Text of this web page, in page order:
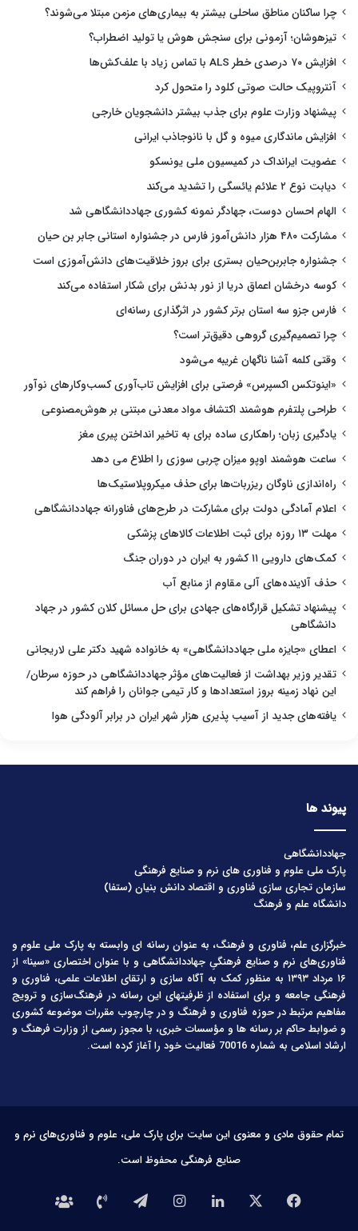
چرا ساکنان مناطق ساحلی بیشتر به بیماری‌های مزمن مبتلا می‌شوند؟
تیزهوشان؛ آزمونی برای سنجش هوش یا تولید اضطراب؟
افزایش ۷۰ درصدی خطر ALS با تماس زیاد با علف‌کش‌ها
آنتروپیک حالت صوتی کلود را متحول کرد
پیشنهاد وزارت علوم برای جذب بیشتر دانشجویان خارجی
افزایش ماندگاری میوه و گل با نانوجاذب ایرانی
عضویت ایرانداک در کمیسیون ملی یونسکو
دیابت نوع ۲ علائم یائسگی را تشدید می‌کند
الهام احسان دوست، جهادگر نمونه کشوری جهاددانشگاهی شد
مشارکت ۴۸۰ هزار دانش‌آموز فارس در جشنواره استانی جابر بن حیان
جشنواره جابربن‌حیان بستری برای بروز خلاقیت‌های دانش‌آموزی است
کوسه درخشان اعماق دریا از نور بدنش برای شکار استفاده می‌کند
فارس جزو سه استان برتر کشور در اثرگذاری رسانه‌ای
چرا تصمیم‌گیری گروهی دقیق‌تر است؟
وقتی کلمه آشنا ناگهان غریبه می‌شود
«اینوتکس اکسپرس» فرصتی برای افزایش تاب‌آوری کسب‌وکارهای نوآور
طراحی پلتفرم هوشمند اکتشاف مواد معدنی مبتنی بر هوش‌مصنوعی
یادگیری زبان؛ راهکاری ساده برای به تاخیر انداختن پیری مغز
ساعت هوشمند اوپو میزان چربی سوزی را اطلاع می دهد
راه‌اندازی ناوگان ریزربات‌ها برای حذف میکروپلاستیک‌ها
اعلام آمادگی دولت برای مشارکت در طرح‌های فناورانه جهاددانشگاهی
مهلت ۱۳ روزه برای ثبت اطلاعات کالاهای پزشکی
کمک‌های دارویی ۱۱ کشور به ایران در دوران جنگ
حذف آلاینده‌های آلی مقاوم از منابع آب
پیشنهاد تشکیل قرارگاه‌های جهادی برای حل مسائل کلان کشور در جهاد
دانشگاهی
اعطای «جایزه ملی جهاددانشگاهی» به خانواده شهید دکتر علی لاریجانی
تقدیر وزیر بهداشت از فعالیت‌های مؤثر جهاددانشگاهی در حوزه سرطان/
این نهاد زمینه بروز استعدادها و کار تیمی جوانان را فراهم کند
یافته‌های جدید از آسیب پذیری هزار شهر ایران در برابر آلودگی هوا
پیوند ها
جهاددانشگاهی
پارک ملی علوم و فناوری های نرم و صنایع فرهنگی
سازمان تجاری سازی فناوری و اقتصاد دانش بنیان (ستفا)
دانشگاه علم و فرهنگ
خبرگزاری علم، فناوری و فرهنگ، به عنوان رسانه ای وابسته به پارک ملی علوم و
فناوری‌های نرم و صنایع فرهنگیِ جهاددانشگاهی و با عنوان اختصاری «سینا» از
۱۶ مرداد ۱۳۹۳ به منظور کمک به آگاه سازی و ارتقای اطلاعات علمی، فناوری و
فرهنگی جامعه و برای استفاده از ظرفیتهای این رسانه در فرهنگ‌سازی و ترویج
مفاهیم مرتبط در حوزه فناوری و فرهنگ و در چارچوب مقررات موضوعه کشوری
و ضوابط حاکم بر رسانه ها و مؤسسات خبری، با مجوز رسمی از وزارت فرهنگ و
ارشاد اسلامی به شماره 70016 فعالیت خود را آغاز کرده است.
تمام حقوق مادی و معنوی این سایت برای پارک ملی، علوم و فناوری‌های نرم و
صنایع فرهنگی محفوظ است.
فیس
لینکدیناینستاگرامتلگرامتماس درباره